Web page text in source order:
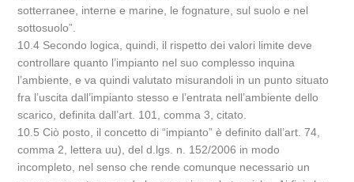
sotterranee, interne e marine, le fognature, sul suolo e nel
sottosuolo”.
10.4 Secondo logica, quindi, il rispetto dei valori limite deve
controllare quanto l’impianto nel suo complesso inquina
l’ambiente, e va quindi valutato misurandoli in un punto situato
fra l’uscita dall’impianto stesso e l’entrata nell’ambiente dello
scarico, definita dall’art. 101, comma 3, citato.
10.5 Ciò posto, il concetto di “impianto” è definito dall’art. 74,
comma 2, lettera uu), del d.lgs. n. 152/2006 in modo
incompleto, nel senso che rende comunque necessario un